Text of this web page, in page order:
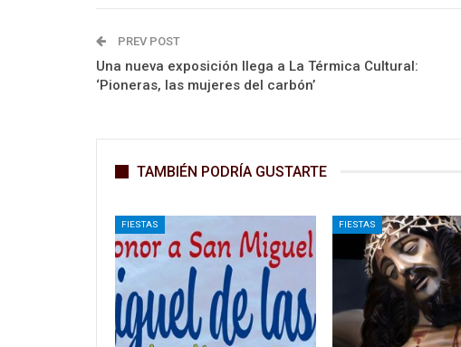
PREV POST
Una nueva exposición llega a La Térmica Cultural:
‘Pioneras, las mujeres del carbón’
TAMBIÉN PODRÍA GUSTARTE
FIESTAS FIESTAS